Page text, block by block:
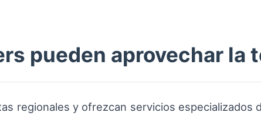
pueden aprovechar la
regionales y ofrezcan servicios especializados